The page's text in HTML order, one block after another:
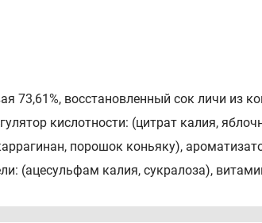
73,61%, восстановленный сок личи из
кислотности: (цитрат калия,
порошок коньяку),
(ацесульфам калия, сукралоза),